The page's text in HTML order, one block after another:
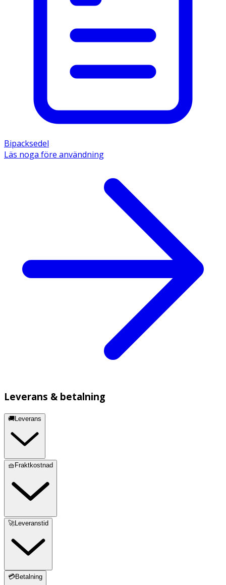
Bipacksedel
Läs noga före användning
Leverans & betalning
🚚Leverans
🧺Fraktkostnad
🚀Leveranstid
💳Betalning